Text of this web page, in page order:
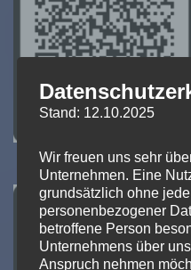
Stand: 12.10.2025
Wir freuen uns sehr
Unternehmen. Eine
grundsätzlich ohne
personenbezogener
betroffene Person
Unternehmens über
Anspruch nehmen